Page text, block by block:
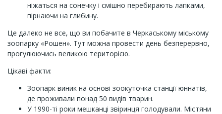
ніжаться на сонечку і смішно перебирають лапками,
пірнаючи на глибину.
Це далеко не все, що ви побачите в Черкаському міському
зоопарку «Рошен». Тут можна провести день безперервно,
прогулюючись великою територією.
Цікаві факти:
Зоопарк виник на основі зоокуточка станції юннатів,
де проживали понад 50 видів тварин.
У 1990-ті роки мешканці звіринця голодували. Містяни